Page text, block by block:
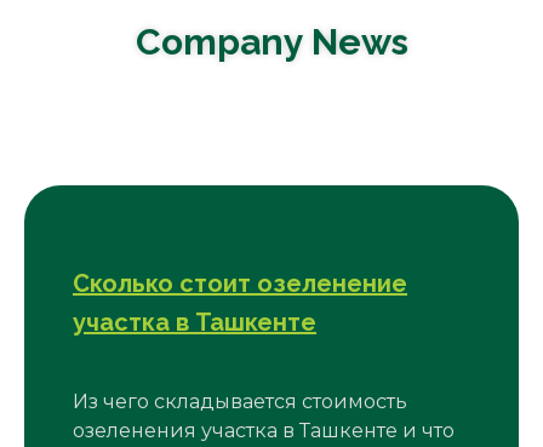
Company News
Сколько стоит озеленение
участка в Ташкенте
Из чего складывается стоимость
озеленения участка в Ташкенте и что